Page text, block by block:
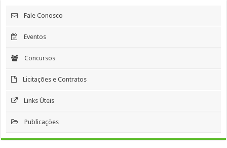
Fale Conosco
Eventos
Concursos
Licitações e Contratos
Links Úteis
Publicações